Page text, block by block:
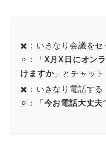
✖️：いきなり会議をセ
⚪︎：「 X月X日にオン
けますか」とチャット
✖️：いきなり電話する
⚪︎：「 今お電話大丈夫